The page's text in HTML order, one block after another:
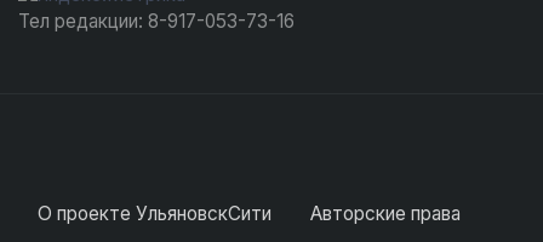
Тел редакции: 8-917-053-73-16
О проекте УльяновскСити Авторские права